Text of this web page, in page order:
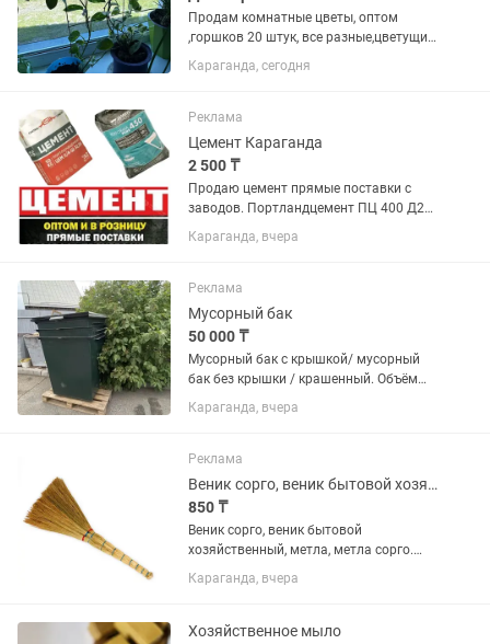
Продам комнатные цветы, оптом
,горшков 20 штук, все разные,цветущих
много, звоните о цене договоримся
Караганда, сегодня
Реклама
Цемент Караганда
2 500 ₸
Продаю цемент прямые поставки с
заводов. Портландцемент ПЦ 400 Д20
и ПЦ 500 Д0 в бумажных мешках по 50
кг, а так же в наличии Бигбэг по 1
Марок . Адрес Саранское...
Караганда, вчера
Реклама
Мусорный бак
50 000 ₸
Мусорный бак с крышкой/ мусорный
бак без крышки / крашенный. Объём
0,75 м3 по ГОСТу. Оптом и в розницу.
Доставка в течение дня. Металл
крышки: 0,7 мм оцинков.,...
Караганда, вчера
Реклама
Веник сорго, веник бытовой хозяйственный, метла, метла сорго.
850 ₸
Веник сорго, веник бытовой
хозяйственный, метла, метла сорго.
Только оптом. Минимальная партия 50
штук. Партиями менее чем 50 штук не
Ширина рабочей части:27 см....
Караганда, вчера
Хозяйственное мыло